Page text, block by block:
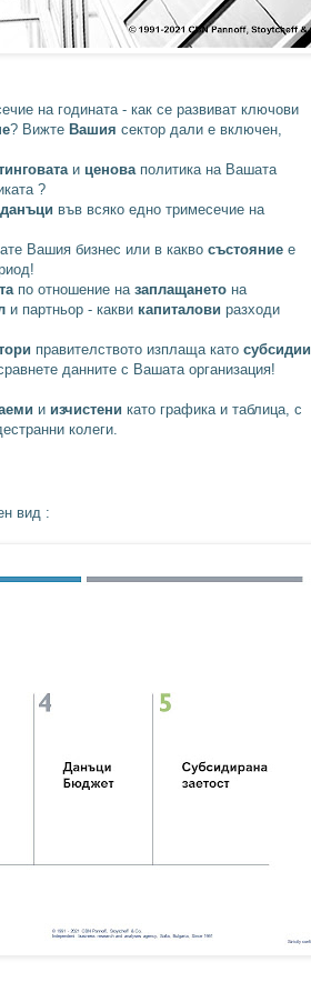
на годината - как се развиват ключови
? Вижте Вашия сектор дали е включен,
и ценова политика на Вашата
?
данъци във всяко едно тримесечие на
Вашия бизнес или в какво състояние е
по отношение на заплащането на
и партньор - какви капиталови разходи
правителството изплаща като субсидии
данните с Вашата организация!
и изчистени като графика и таблица, с
колеги.
вид :